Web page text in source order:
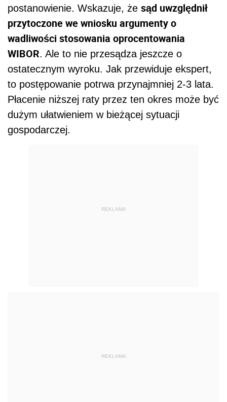
postanowienie. Wskazuje, że sąd uwzględnił
przytoczone we wniosku argumenty o
wadliwości stosowania oprocentowania
WIBOR. Ale to nie przesądza jeszcze o
ostatecznym wyroku. Jak przewiduje ekspert,
to postępowanie potrwa przynajmniej 2-3 lata.
Płacenie niższej raty przez ten okres może być
dużym ułatwieniem w bieżącej sytuacji
gospodarczej.
REKLAMA
REKLAMA